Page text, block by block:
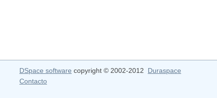
DSpace software copyright © 2002-2012 Duraspace
Contacto